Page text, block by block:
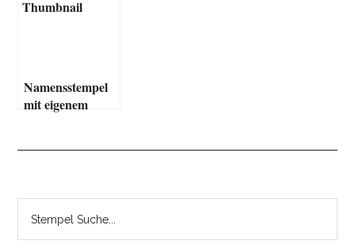
Namensstempel
mit eigenem